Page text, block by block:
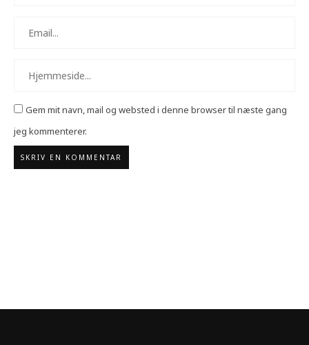
Gem mit navn, mail og websted i denne browser til næste gang
jeg kommenterer.